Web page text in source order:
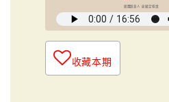
媒體創意人 俞國定導讀
收藏本期